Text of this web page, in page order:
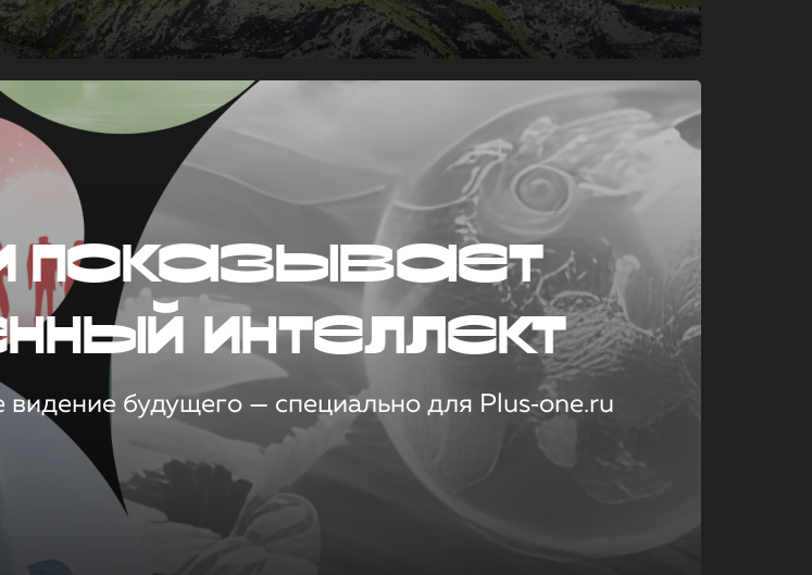
показывает
интеллект
видение будущего — специально для Plus‑one.ru